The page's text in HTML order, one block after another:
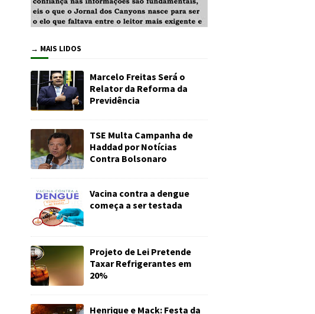
→ MAIS LIDOS
Marcelo Freitas Será o
Relator da Reforma da
Previdência
TSE Multa Campanha de
Haddad por Notícias
Contra Bolsonaro
Vacina contra a dengue
começa a ser testada
Projeto de Lei Pretende
Taxar Refrigerantes em
20%
Henrique e Mack: Festa da